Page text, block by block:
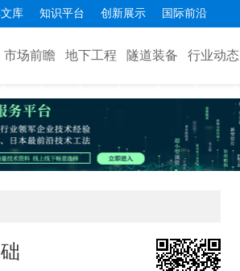
库 知识平台 创新展示 国际前沿
市场前瞻 地下工程 隧道装备 行业动态